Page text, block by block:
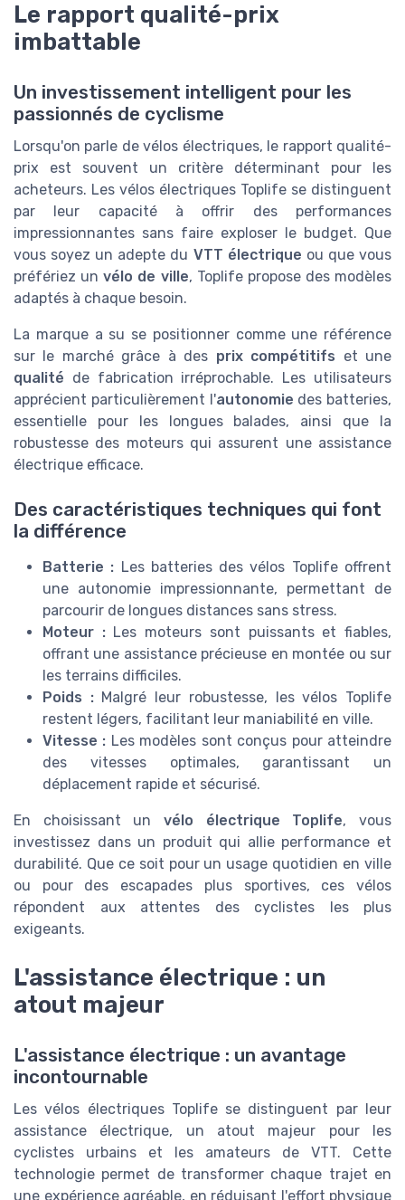
Le rapport qualité-prix
imbattable
Un investissement intelligent pour les
passionnés de cyclisme
Lorsqu'on parle de vélos électriques, le rapport qualité-
prix est souvent un critère déterminant pour les
acheteurs. Les vélos électriques Toplife se distinguent
par leur capacité à offrir des performances
impressionnantes sans faire exploser le budget. Que
vous soyez un adepte du VTT électrique ou que vous
préfériez unvélo de ville, Toplife propose des modèles
adaptés à chaque besoin.
La marque a su se positionner comme une référence
sur le marché grâce à des prix compétitifs et une
qualité de fabrication irréprochable. Les utilisateurs
apprécient particulièrement l'autonomie des batteries,
essentielle pour les longues balades, ainsi que la
robustesse des moteurs qui assurent une assistance
électrique efficace.
Des caractéristiques techniques qui font
la différence
Batterie : Les batteries des vélos Toplife offrent
une autonomie impressionnante, permettant de
parcourir de longues distances sans stress.
Moteur :Les moteurs sont puissants et fiables,
offrant une assistance précieuse en montée ou sur
les terrains difficiles.
Poids :Malgré leur robustesse, les vélos Toplife
restent légers, facilitant leur maniabilité en ville.
Vitesse : Les modèles sont conçus pour atteindre
des vitesses optimales, garantissant un
déplacement rapide et sécurisé.
En choisissant un vélo électrique Toplife, vous
investissez dans un produit qui allie performance et
durabilité. Que ce soit pour un usage quotidien en ville
ou pour des escapades plus sportives, ces vélos
répondent aux attentes des cyclistes les plus
exigeants.
L'assistance électrique : un
atout majeur
L'assistance électrique : un avantage
incontournable
Les vélos électriques Toplife se distinguent par leur
assistance électrique, un atout majeur pour les
cyclistes urbains et les amateurs de VTT. Cette
technologie permet de transformer chaque trajet en
une expérience agréable, en réduisant l'effort physique